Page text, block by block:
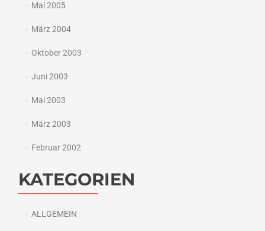
Mai 2005
März 2004
Oktober 2003
Juni 2003
Mai 2003
März 2003
Februar 2002
KATEGORIEN
ALLGEMEIN